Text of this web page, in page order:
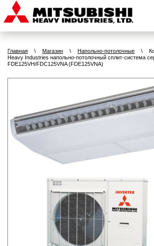
Главная \ Магазин \ Напольно-потолочные \
Heavy Industries напольно-потолочный сплит-система
FDE125VH/FDC125VNA (FDE125VNA)